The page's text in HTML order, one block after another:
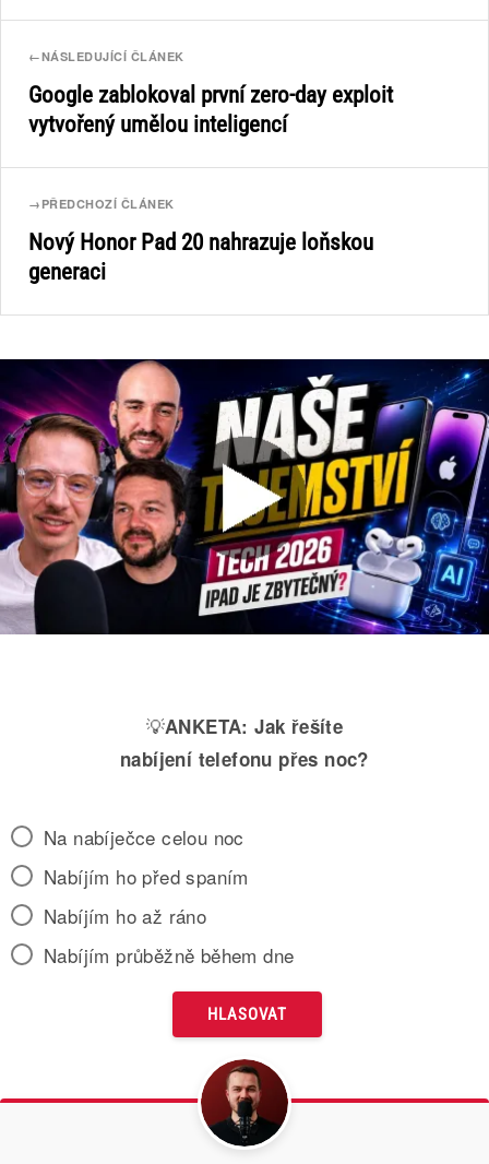
←NÁSLEDUJÍCÍ ČLÁNEK
Google zablokoval první zero-day exploit
vytvořený umělou inteligencí
→ PŘEDCHOZÍ ČLÁNEK
Nový Honor Pad 20 nahrazuje loňskou
generaci
💡ANKETA: Jak řešíte
nabíjení telefonu přes noc?
Na nabíječce celou noc
Nabíjím ho před spaním
Nabíjím ho až ráno
Nabíjím průběžně během dne